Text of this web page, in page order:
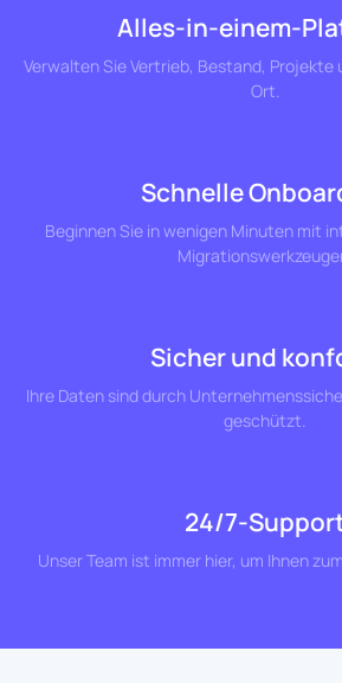
Alles-in-einem-
Verwalten Sie Vertrieb, Bestand, Projekte
Ort.
Schnelle
Beginnen Sie in wenigen Minuten mit
Sicher und
Ihre Daten sind durch
geschützt.
24/7-
Unser Team ist immer hier, um Ihnen